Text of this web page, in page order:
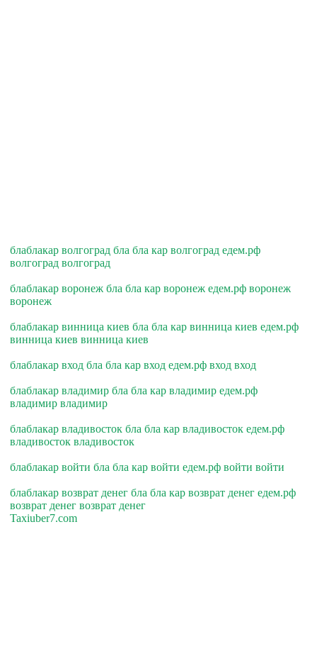
блаблакар волгоград бла бла кар волгоград едем.рф
волгоград волгоград
блаблакар воронеж бла бла кар воронеж едем.рф воронеж
воронеж
блаблакар винница киев бла бла кар винница киев едем.рф
винница киев винница киев
блаблакар вход бла бла кар вход едем.рф вход вход
блаблакар владимир бла бла кар владимир едем.рф
владимир владимир
блаблакар владивосток бла бла кар владивосток едем.рф
владивосток владивосток
блаблакар войти бла бла кар войти едем.рф войти войти
блаблакар возврат денег бла бла кар возврат денег едем.рф
возврат денег возврат денег
Taxiuber7.com